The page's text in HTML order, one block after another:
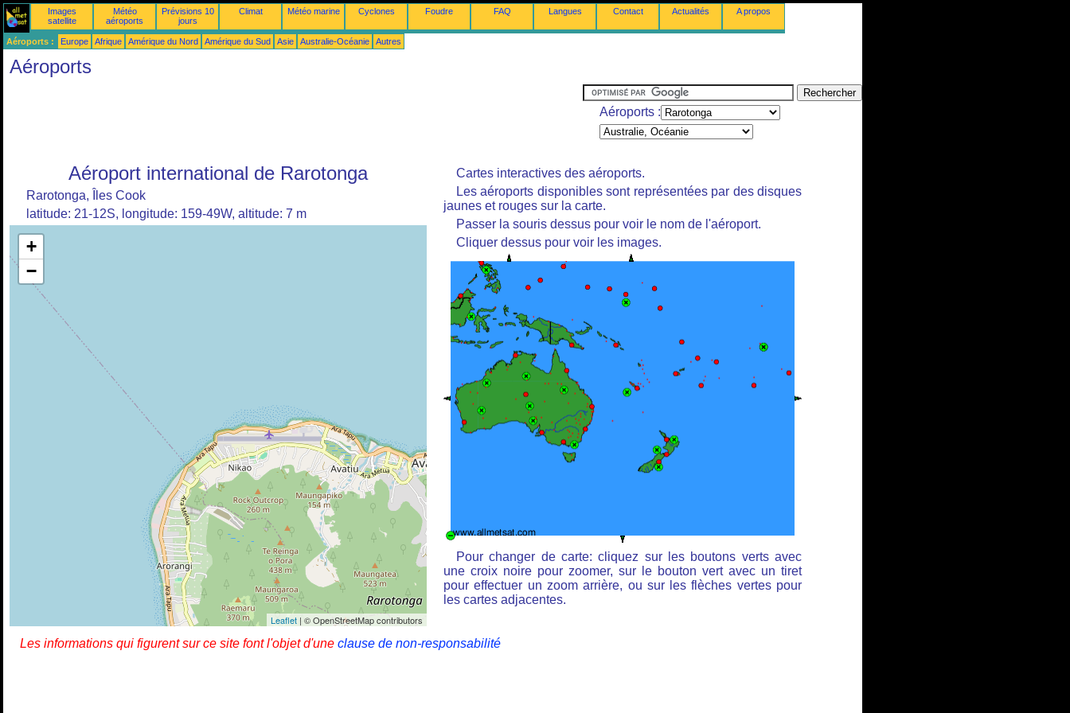
Images
satellite
Météo
aéroports
Prévisions 10
jours
Climat Météo marine Cyclones Foudre FAQ Langues Contact Actualités A propos
Aéroports : Europe Afrique Amérique du Nord Amérique du Sud Asie Australie-Océanie Autres
Aéroports
Aéroports :
Aéroport international de Rarotonga
Rarotonga, Îles Cook
latitude: 21-12S, longitude: 159-49W, altitude: 7 m
+
−
Leaflet | © OpenStreetMap contributors
Cartes interactives des aéroports.
Les aéroports disponibles sont représentées par des disques
jaunes et rouges sur la carte.
Passer la souris dessus pour voir le nom de l'aéroport.
Cliquer dessus pour voir les images.
Pour changer de carte: cliquez sur les boutons verts avec
une croix noire pour zoomer, sur le bouton vert avec un tiret
pour effectuer un zoom arrière, ou sur les flèches vertes pour
les cartes adjacentes.
Les informations qui figurent sur ce site font l'objet d'une clause de non-responsabilité